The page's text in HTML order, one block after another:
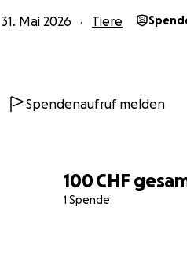
100 CHF
1 Spende
Wir möchten an dieser Stelle
Vorwurf machen. Im
Vielen Dank für jede
Wohlergehen unserer beiden
31. Mai 2026 Tiere
Spendenaufruf melden